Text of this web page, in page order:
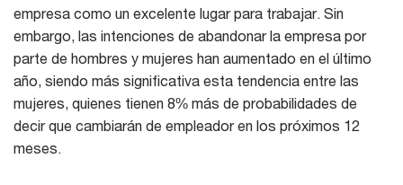
empresa como un excelente lugar para trabajar. Sin
embargo, las intenciones de abandonar la empresa por
parte de hombres y mujeres han aumentado en el último
año, siendo más significativa esta tendencia entre las
mujeres, quienes tienen 8% más de probabilidades de
decir que cambiarán de empleador en los próximos 12
meses.